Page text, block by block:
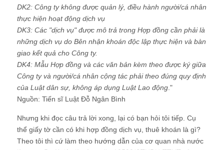
DK2: Công ty không được quản lý, điều hành người/cá nhân
thực hiện hoạt động dịch vụ
DK3: Các "dịch vụ" được mô trả trong Hợp đồng cần phải là
những dịch vụ do Bên nhận khoán độc lập thực hiện và bàn
giao kết quả cho Công ty.
DK4: Mẫu Hợp đồng và các văn bản kèm theo được ký giữa
Công ty và người/cá nhân cộng tác phải theo đúng quy định
của Luật dân sự, không áp dụng Luật Lao động ."
Nguồn: Tiến sĩ Luật Đỗ Ngân Bình
Nhưng khi đọc câu trả lời xong, lại có bạn hỏi tôi tiếp. Cụ
thể giấy tờ cần có khi hợp đồng dịch vụ, thuê khoán là gì?
Theo tôi thì cứ làm theo hướng dẫn của cơ quan nhà nước